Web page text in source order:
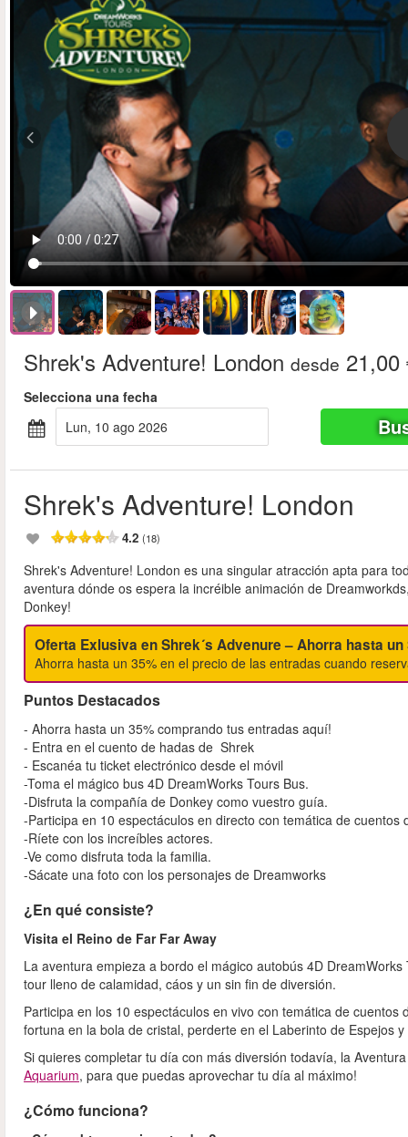
Shrek's Adventure! London desde 21,00
Selecciona una fecha
lun, 10 ago 2026
Shrek's Adventure! London
4.2 (18)
Shrek's Adventure! London es una singular atracción apta para
aventura dónde os espera la incréible animación de
Donkey!
Oferta Exlusiva en Shrek´s Advenure – Ahorra hasta un
Ahorra hasta un 35% en el precio de las entradas cuando
Puntos Destacados
- Ahorra hasta un 35% comprando tus entradas aquí!
- Entra en el cuento de hadas de Shrek
- Escanéa tu ticket electrónico desde el móvil
-Toma el mágico bus 4D DreamWorks Tours Bus.
-Disfruta la compañía de Donkey como vuestro guía.
-Participa en 10 espectáculos en directo con temática de cuentos
-Ríete con los increíbles actores.
-Ve como disfruta toda la familia.
-Sácate una foto con los personajes de Dreamworks
¿En qué consiste?
Visita el Reino de Far Far Away
La aventura empieza a bordo el mágico autobús 4D
tour lleno de calamidad, cáos y un sin fin de diversión.
Participa en los 10 espectáculos en vivo con temática de
fortuna en la bola de cristal, perderte en el Laberinto de Espejos
Si quieres completar tu día con más diversión todavía, la
Aquarium, para que puedas aprovechar tu día al máximo!
¿Cómo funciona?